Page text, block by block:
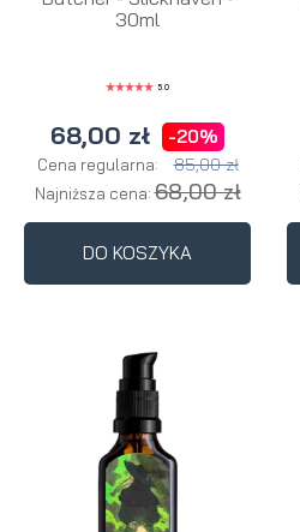
30ml
5.0
68,00 zł -20%
Cena regularna: 85,00 zł
Najniższa cena:68,00 zł
DO KOSZYKA